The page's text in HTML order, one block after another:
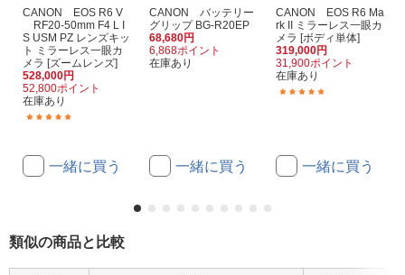
CANON EOS R6 V
RF20-50mm F4 L I
S USM PZ レンズキッ
ト ミラーレス一眼カ
メラ [ズームレンズ]
528,000円
52,800ポイント
在庫あり
一緒に買う
CANON バッテリー
グリップ BG-R20EP
68,680円
6,868ポイント
在庫あり
一緒に買う
CANON EOS R6 Ma
rk II ミラーレス一眼カ
メラ [ボディ単体]
319,000円
31,900ポイント
在庫あり
一緒に買う
類似の商品と比較